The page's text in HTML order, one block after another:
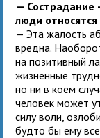
— Сострадание
люди
— Эта жалость
вредна.
на позитивный
жизненные
но ни в коем
человек может
силу воли,
будто бы ему